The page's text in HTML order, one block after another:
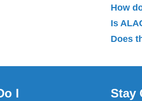
How
Is
Does
I Stay